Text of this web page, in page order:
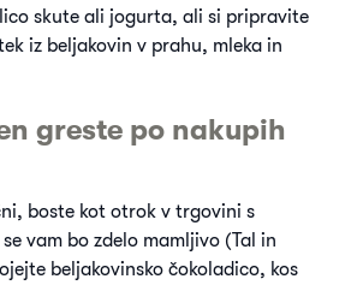
skute ali jogurta, ali si pripravite
iz beljakovin v prahu, mleka in
greste po nakupih
boste kot otrok v trgovini s
vam bo zdelo mamljivo (Tal in
beljakovinsko čokoladico, kos